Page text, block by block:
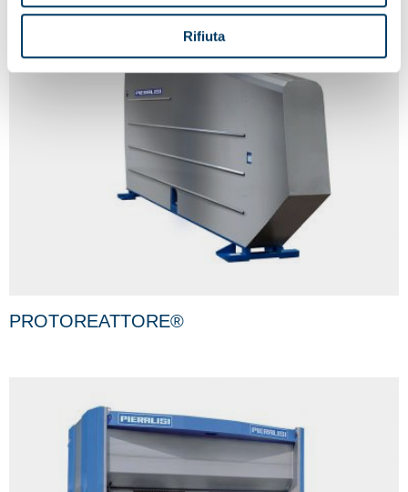
Rifiuta
PROTOREATTORE®